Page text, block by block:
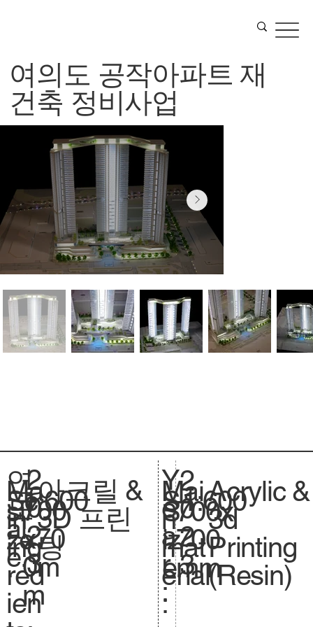
여의도 공작아파트 재
건축 정비사업
연
도
:
2
0
2
3
Ma
in
ing
red
ien
Sc
al
e.
아크릴 &
3D 프린
팅
1:600
si
ze
.
700
x70
0m
m
Y
e
a
r
:
Mai
n
mat
erial
:
S
.
S
iz
e.
2
0
2
3
1:600
700x
700
mm
Acrylic &
3d
Printing
(Resin)